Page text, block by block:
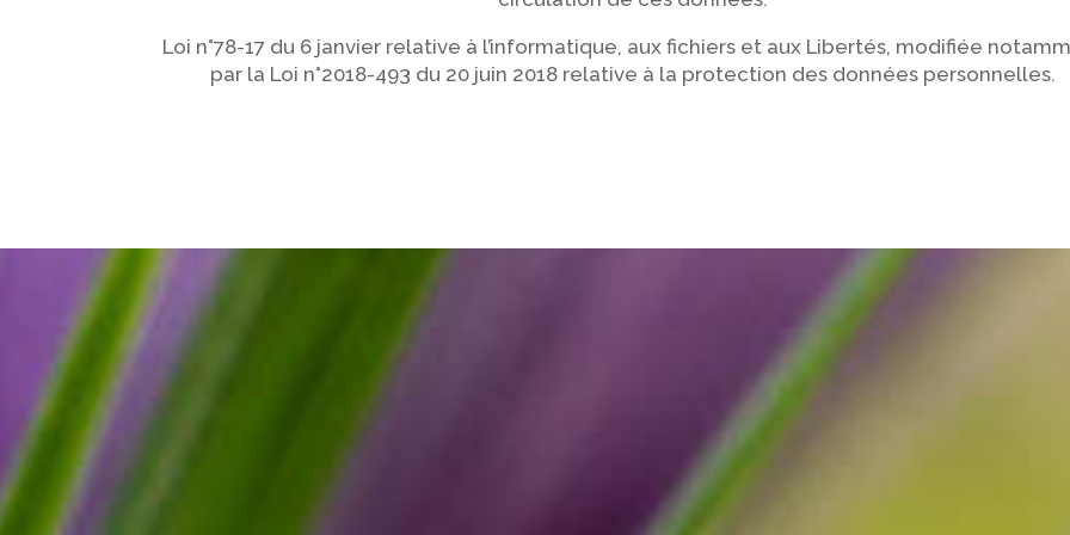
Loi n°78-17 du 6 janvier relative à l’informatique, aux fichiers et aux Libertés, modifiée
par la Loi n°2018-493 du 20 juin 2018 relative à la protection des données personnelles.